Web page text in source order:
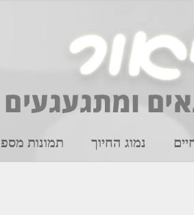
נמוג החיוך תמונות